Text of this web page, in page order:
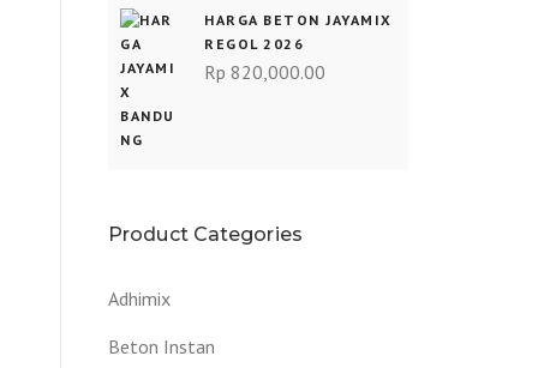
HARGA BETON JAYAMIX
REGOL 2026
Rp 820,000.00
Product Categories
Adhimix
Beton Instan